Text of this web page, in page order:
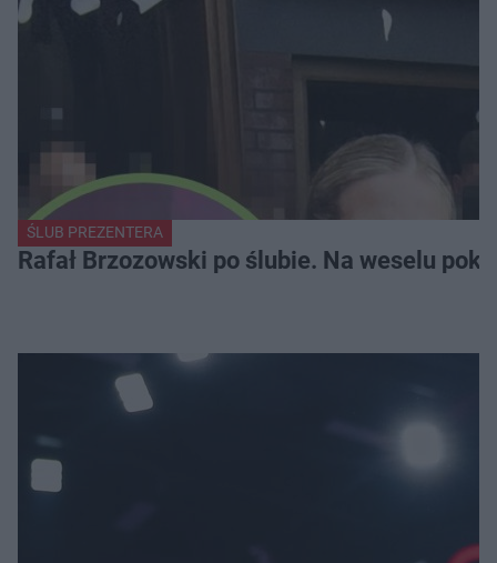
ŚLUB PREZENTERA
Rafał Brzozowski po ślubie. Na weselu